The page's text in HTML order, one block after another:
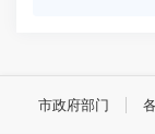
市政府部门